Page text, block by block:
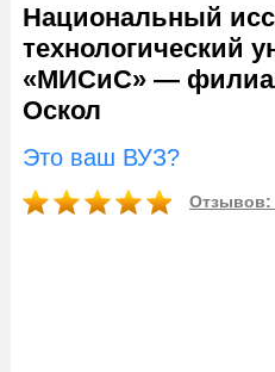
Национальный
технологический
«МИСиС» —
Оскол
Это ваш ВУЗ?
Отзывов: